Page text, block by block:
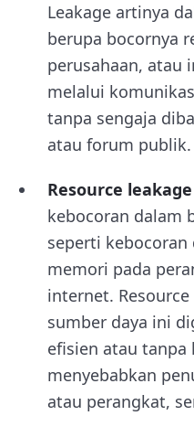
Leakage artinya
berupa bocornya
perusahaan, atau
melalui
tanpa sengaja
atau forum publik.
Resource leakage
kebocoran dalam
seperti kebocoran
memori pada
internet.
sumber daya ini
efisien atau tanpa
menyebabkan
atau perangkat,